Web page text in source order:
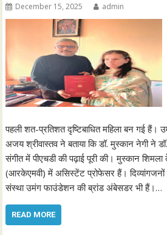
December 15, 2025 admin
पहली शत-प्रतिशत दृष्टिबाधित महिला बन गई हैं।
अजय श्रीवास्तव ने बताया कि डॉ. मुस्कान नेगी ने
संगीत में पीएचडी की पढ़ाई पूरी की। मुस्कान शिमला
(आरकेएमवी) में असिस्टेंट प्रोफेसर हैं।
संस्था उमंग फाउंडेशन की ब्रांड अंबेसडर भी हैं।…
READ MORE